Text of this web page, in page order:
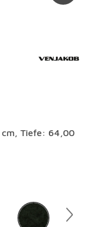
Tiefe: 64,00